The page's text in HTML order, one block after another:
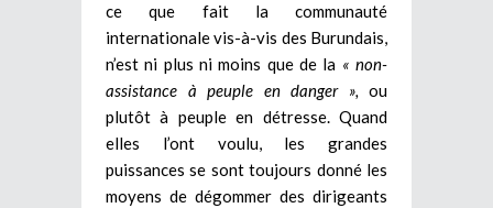
ce que fait la communauté
internationale vis-à-vis des Burundais,
n’est ni plus ni moins que de la « non-
assistance à peuple en danger », ou
plutôt à peuple en détresse. Quand
elles l’ont voulu, les grandes
puissances se sont toujours donné les
moyens de dégommer des dirigeants